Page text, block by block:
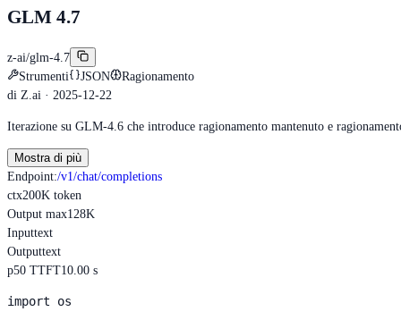
GLM 4.7
z-ai/glm-4.7
Strumenti
JSON
Ragionamento
di Z.ai · 2025-12-22
Iterazione su GLM-4.6 che introduce ragionamento mantenuto e
Mostra di più
Endpoint:/v1/chat/completions
ctx200K token
Output max128K
Inputtext
Outputtext
p50 TTFT10.00 s
import os